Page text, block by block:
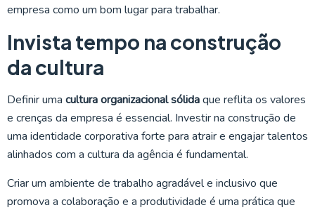
empresa como um bom lugar para trabalhar.
Invista tempo na construção
da cultura
Definir uma cultura organizacional sólidaque reflita os valores
e crenças da empresa é essencial. Investir na construção de
uma identidade corporativa forte para atrair e engajar talentos
alinhados com a cultura da agência é fundamental.
Criar um ambiente de trabalho agradável e inclusivo que
promova a colaboração e a produtividade é uma prática que